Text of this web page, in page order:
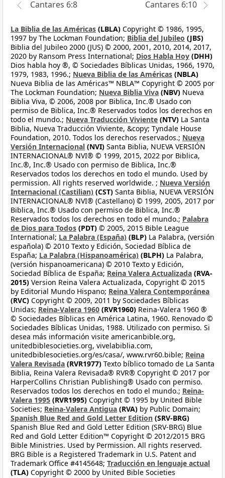
Cantares 6:8 Cantares 6:10
La Biblia de las Américas (LBLA) Copyright © 1986, 1995,
1997 by The Lockman Foundation; Biblia del Jubileo (JBS)
Biblia del Jubileo 2000 (JUS) © 2000, 2001, 2010, 2014, 2017,
2020 by Ransom Press International; Dios Habla Hoy (DHH)
Dios habla hoy ®, © Sociedades Bíblicas Unidas, 1966, 1970,
1979, 1983, 1996.; Nueva Biblia de las Américas (NBLA)
Nueva Biblia de las Américas™ NBLA™ Copyright © 2005 por
The Lockman Foundation; Nueva Biblia Viva (NBV) Nueva
Biblia Viva, © 2006, 2008 por Biblica, Inc.® Usado con
permiso de Biblica, Inc.® Reservados todos los derechos en
todo el mundo.; Nueva Traducción Viviente (NTV) La Santa
Biblia, Nueva Traducción Viviente, &copy; Tyndale House
Foundation, 2010. Todos los derechos reservados.; Nueva
Versión Internacional (NVI) Santa Biblia, NUEVA VERSIÓN
INTERNACIONAL® NVI® © 1999, 2015, 2022 por Biblica,
Inc.®, Inc.® Usado con permiso de Biblica, Inc.®
Reservados todos los derechos en todo el mundo. Used by
permission. All rights reserved worldwide. ; Nueva Versión
Internacional (Castilian) (CST) Santa Biblia, NUEVA VERSIÓN
INTERNACIONAL® NVI® (Castellano) © 1999, 2005, 2017 por
Biblica, Inc.® Usado con permiso de Biblica, Inc.®
Reservados todos los derechos en todo el mundo.; Palabra
de Dios para Todos (PDT) © 2005, 2015 Bible League
International; La Palabra (España) (BLP) La Palabra, (versión
española) © 2010 Texto y Edición, Sociedad Bíblica de
España; La Palabra (Hispanoamérica) (BLPH) La Palabra,
(versión hispanoamericana) © 2010 Texto y Edición,
Sociedad Bíblica de España; Reina Valera Actualizada (RVA-
2015) Version Reina Valera Actualizada, Copyright © 2015
by Editorial Mundo Hispano; Reina Valera Contemporánea
(RVC) Copyright © 2009, 2011 by Sociedades Bíblicas
Unidas; Reina-Valera 1960 (RVR1960) Reina-Valera 1960 ®
© Sociedades Bíblicas en América Latina, 1960. Renovado ©
Sociedades Bíblicas Unidas, 1988. Utilizado con permiso. Si
desea más información visite americanbible.org,
unitedbiblesocieties.org, vivelabiblia.com,
unitedbiblesocieties.org/es/casa/, www.rvr60.bible; Reina
Valera Revisada (RVR1977) Texto bíblico tomado de La Santa
Biblia, Reina Valera Revisada® RVR® Copyright © 2017 por
HarperCollins Christian Publishing® Usado con permiso.
Reservados todos los derechos en todo el mundo.; Reina-
Valera 1995 (RVR1995) Copyright © 1995 by United Bible
Societies; Reina-Valera Antigua (RVA) by Public Domain;
Spanish Blue Red and Gold Letter Edition (SRV-BRG)
Spanish Blue Red and Gold Letter Edition (SRV-BRG) Blue
Red and Gold Letter Edition™ Copyright © 2012/2015 BRG
Bible Ministries. Used by Permission. All rights reserved.
BRG Bible is a Registered Trademark in U.S. Patent and
Trademark Office #4145648; Traducción en lenguaje actual
(TLA) Copyright © 2000 by United Bible Societies